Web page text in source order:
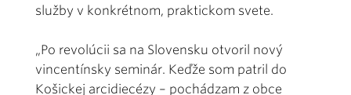
služby v konkrétnom, praktickom svete.
„Po revolúcii sa na Slovensku otvoril nový
vincentínsky seminár. Keďže som patril do
Košickej arcidiecézy – pochádzam z obce